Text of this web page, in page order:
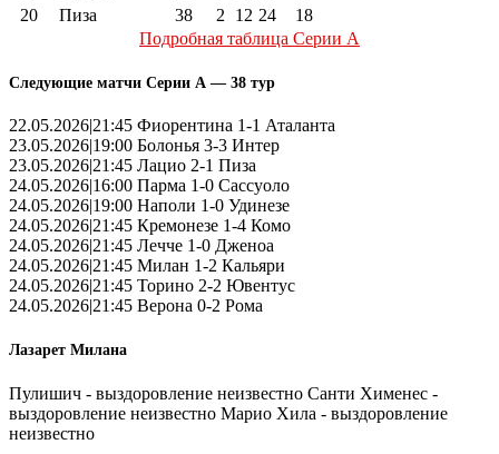
20
Пиза 38 2 12 24
18
Подробная таблица Серии А
Следующие матчи Серии А — 38 тур
22.05.2026|21:45 Фиорентина 1-1 Аталанта
23.05.2026|19:00 Болонья 3-3 Интер
23.05.2026|21:45 Лацио 2-1 Пиза
24.05.2026|16:00 Парма 1-0 Сассуоло
24.05.2026|19:00 Наполи 1-0 Удинезе
24.05.2026|21:45 Кремонезе 1-4 Комо
24.05.2026|21:45 Лечче 1-0 Дженоа
24.05.2026|21:45 Милан 1-2 Кальяри
24.05.2026|21:45 Торино 2-2 Ювентус
24.05.2026|21:45 Верона 0-2 Рома
Лазарет Милана
Пулишич - выздоровление неизвестно Санти Хименес -
выздоровление неизвестно Марио Хила - выздоровление
неизвестно